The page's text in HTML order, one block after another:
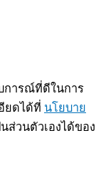
การณ์ที่ดีในการ
ยดได้ที่ นโยบาย
ส่วนตัวเองได้ของ